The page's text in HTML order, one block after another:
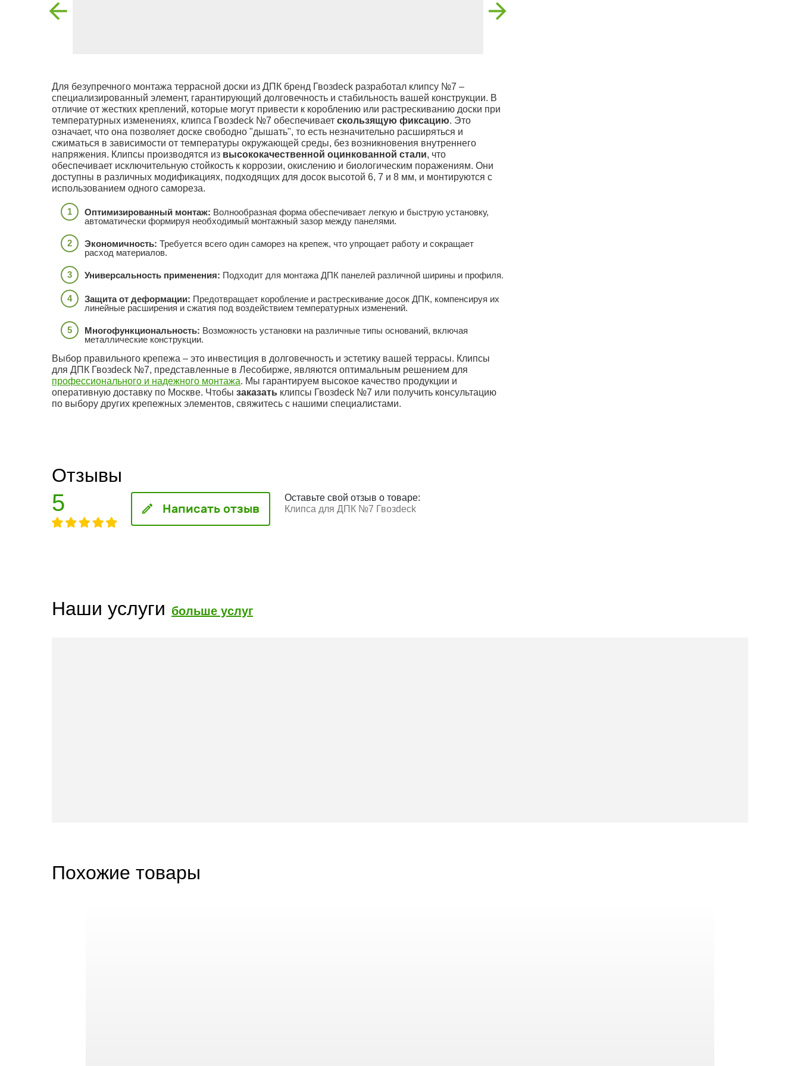
Для безупречного монтажа террасной доски из ДПК бренд Гвозdeck разработал клипсу №7 –
специализированный элемент, гарантирующий долговечность и стабильность вашей конструкции. В
отличие от жестких креплений, которые могут привести к короблению или растрескиванию доски при
температурных изменениях, клипса Гвозdeck №7 обеспечивает скользящую фиксацию. Это
означает, что она позволяет доске свободно "дышать", то есть незначительно расширяться и
сжиматься в зависимости от температуры окружающей среды, без возникновения внутреннего
напряжения. Клипсы производятся из высококачественной оцинкованной стали, что
обеспечивает исключительную стойкость к коррозии, окислению и биологическим поражениям. Они
доступны в различных модификациях, подходящих для досок высотой 6, 7 и 8 мм, и монтируются с
использованием одного самореза.
Оптимизированный монтаж: Волнообразная форма обеспечивает легкую и быструю установку,
автоматически формируя необходимый монтажный зазор между панелями.
Экономичность: Требуется всего один саморез на крепеж, что упрощает работу и сокращает
расход материалов.
Универсальность применения: Подходит для монтажа ДПК панелей различной ширины и профиля.
Защита от деформации: Предотвращает коробление и растрескивание досок ДПК, компенсируя их
линейные расширения и сжатия под воздействием температурных изменений.
Многофункциональность: Возможность установки на различные типы оснований, включая
металлические конструкции.
Выбор правильного крепежа – это инвестиция в долговечность и эстетику вашей террасы. Клипсы
для ДПК Гвозdeck №7, представленные в Лесобирже, являются оптимальным решением для
профессионального и надежного монтажа. Мы гарантируем высокое качество продукции и
оперативную доставку по Москве. Чтобы заказать клипсы Гвозdeck №7 или получить консультацию
по выбору других крепежных элементов, свяжитесь с нашими специалистами.
Отзывы
5 Написать отзыв
Оставьте свой отзыв о товаре:
Клипса для ДПК №7 Гвозdeck
Наши услуги больше услуг
Похожие товары